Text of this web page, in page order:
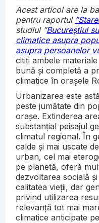
Acest articol are la
pentru raportul
studiul ”Bucureștiul
climatice asupra
asupra persoanelor
citiți ambele
bună și completă a
climatice în orașele
Urbanizarea este
peste jumătate din
orașe. Extinderea
substanțial peisajul
climatul regional. În
calde și mai uscate
urban, cel mai
pe planetă, oferă
dezvoltarea socială
calitatea vieții, dar
privind utilizarea
relevanță tot mai
climatice anticipate